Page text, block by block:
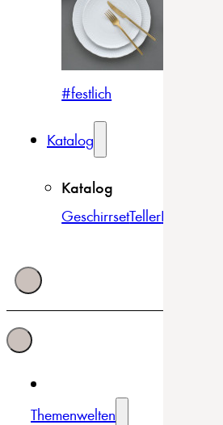
#festlich
Katalog
Katalog
GeschirrsetTellerBowls &
Themenwelten